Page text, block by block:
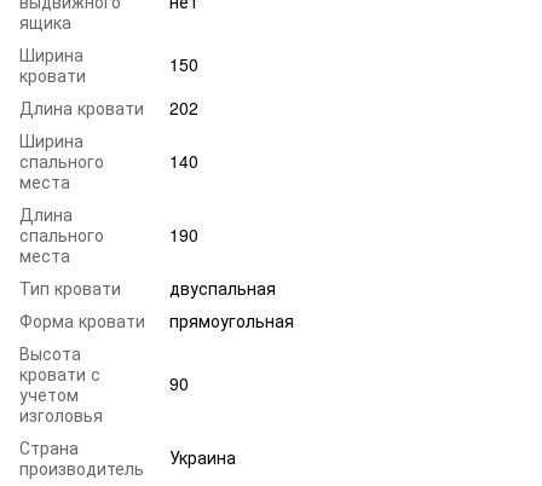
ящика
Ширина
кровати
150
Длина кровати
202
Ширина
спального
места
140
Длина
спального
места
190
Тип кровати
двуспальная
Форма кровати
прямоугольная
Высота
кровати с
учетом
изголовья
90
Страна
производитель
Украина